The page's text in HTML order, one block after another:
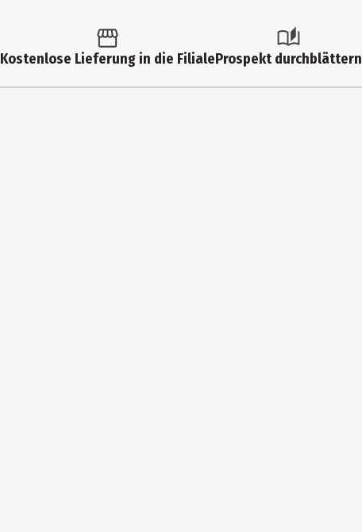
Spezialhelfer (Sammelkategorie)
Kostenlose Lieferung in die FilialeProspekt durchblättern